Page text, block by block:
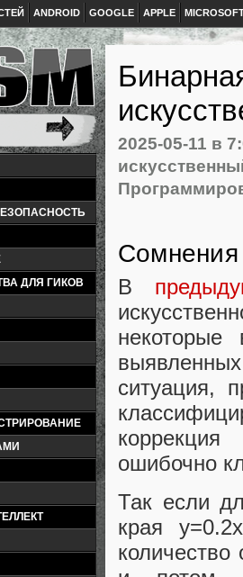
ANDROID GOOGLE APPLE
ДЛЯ ГИКОВ
2025-05-11 в
Сомнения
В
ситуация,
ошибочно
Так если
края